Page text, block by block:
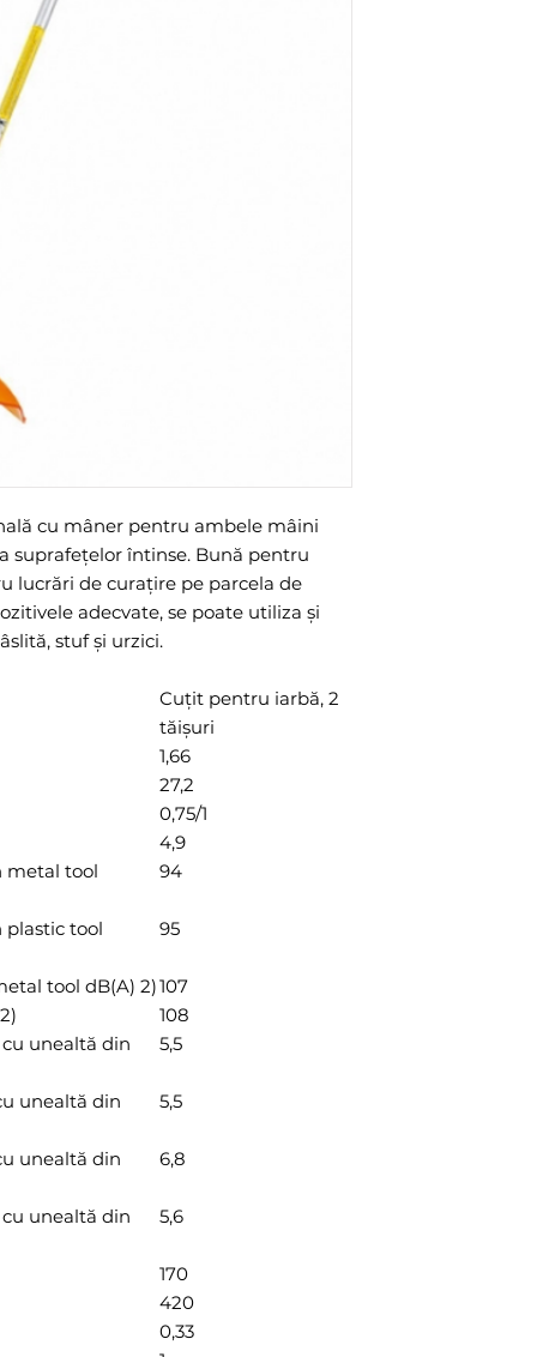
cu mâner pentru ambele mâini
suprafeţelor întinse. Bună pentru
lucrări de curaţire pe parcela de
adecvate, se poate utiliza şi
stuf şi urzici.
Cuţit pentru iarbă, 2
tăişuri
1,66
27,2
0,75/1
4,9
metal tool
94
plastic tool
95
tool dB(A) 2)107
108
unealtă din
5,5
unealtă din
5,5
unealtă din
6,8
unealtă din
5,6
170
420
0,33